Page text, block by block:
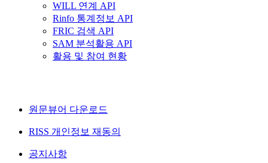
WILL 연계 API
Rinfo 통계정보 API
FRIC 검색 API
SAM 분석활용 API
활용 및 참여 현황
원문뷰어 다운로드
RISS 개인정보 재동의
공지사항